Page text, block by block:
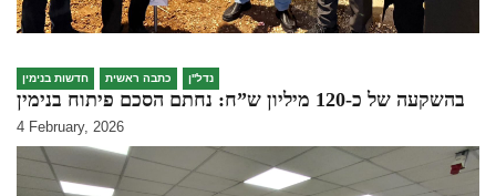
חדשות בנימין כתבה ראשית נדל''ן
בהשקעה של כ-120 מיליון ש”ח: נחתם הסכם פיתוח בנימין
4 February, 2026